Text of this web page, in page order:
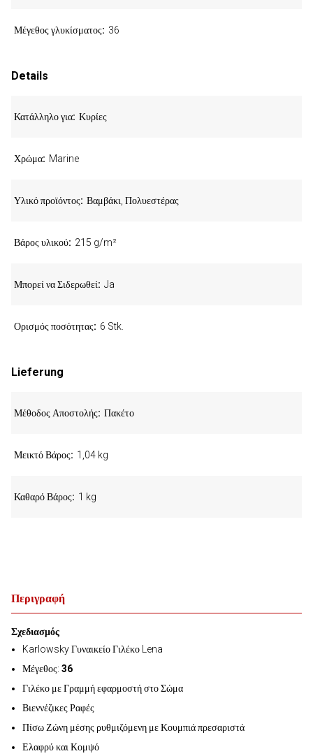
Περιγραφή
Σχεδιασμός
Karlowsky Γυναικείο Γιλέκο Lena
Μέγεθος: 36
Γιλέκο με Γραμμή εφαρμοστή στο Σώμα
Βιεννέζικες Ραφές
Πίσω Ζώνη μέσης ρυθμιζόμενη με Κουμπιά πρεσαριστά
Ελαφρύ και Κομψό
Μέγεθος γλυκίσματος 36
Details
Κατάλληλο για Κυρίες
Χρώμα Marine
Υλικό προϊόντος Βαμβάκι, Πολυεστέρας
Βάρος υλικού 215 g/m²
Μπορεί να Σιδερωθεί Ja
Ορισμός ποσότητας 6 Stk.
Lieferung
Μέθοδος Αποστολής Πακέτο
Μεικτό Βάρος 1,04 kg
Καθαρό Βάρος 1 kg